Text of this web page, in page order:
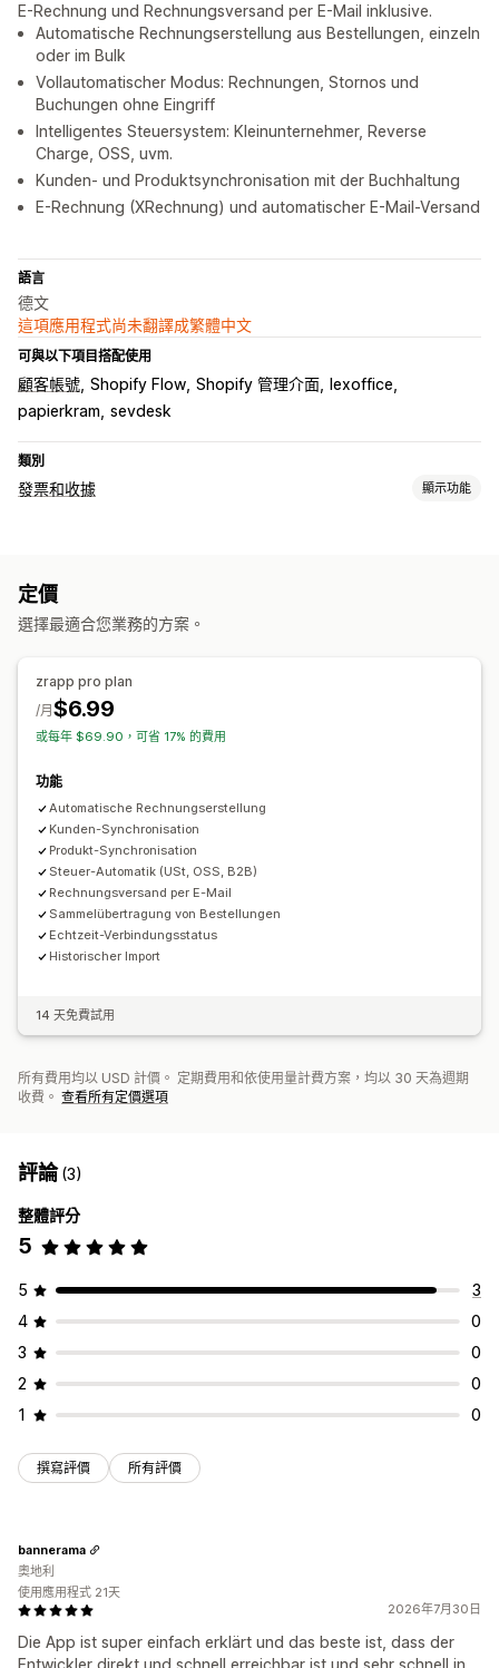
E-Rechnung und Rechnungsversand per E-Mail inklusive.
Automatische Rechnungserstellung aus Bestellungen, einzeln
oder im Bulk
Vollautomatischer Modus: Rechnungen, Stornos und
Buchungen ohne Eingriff
Intelligentes Steuersystem: Kleinunternehmer, Reverse
Charge, OSS, uvm.
Kunden- und Produktsynchronisation mit der Buchhaltung
E-Rechnung (XRechnung) und automatischer E-Mail-Versand
語言
德文
這項應用程式尚未翻譯成繁體中文
可與以下項目搭配使用
顧客帳號 Shopify Flow Shopify 管理介面
lexoffice
papierkram sevdesk
類別
發票和收據 顯示功能
定價
選擇最適合您業務的方案。
zrapp pro plan
$6.99
/月
或每年 $69.90，可省 17% 的費用
功能
Automatische Rechnungserstellung
Kunden-Synchronisation
Produkt-Synchronisation
Steuer-Automatik (USt, OSS, B2B)
Rechnungsversand per E-Mail
Sammelübertragung von Bestellungen
Echtzeit-Verbindungsstatus
Historischer Import
14 天免費試用
所有費用均以 USD 計價。 定期費用和依使用量計費方案，均以 30 天為週期
收費。 查看所有定價選項
評論(3)
整體評分
5
5
3
4
0
3
0
2
0
1
0
撰寫評價 所有評價
2026年7月30日
Die App ist super einfach erklärt und das beste ist, dass der
bannerama
奧地利
使用應用程式 21天